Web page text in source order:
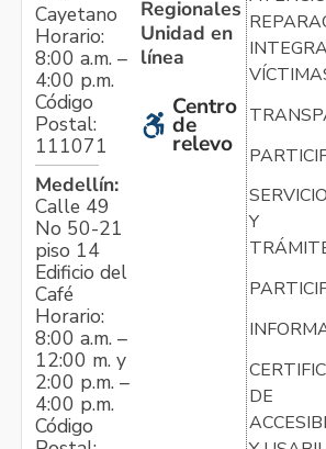
Cayetano
Horario:
8:00 a.m. –
4:00 p.m.
Código
Postal:
111071
Medellín:
Calle 49
No 50-21
piso 14
Edificio del
Café
Horario:
8:00 a.m. –
12:00 m. y
2:00 p.m. –
4:00 p.m.
Código
Regionales
Unidad en
línea
Centro
de
relevo
Y
DE